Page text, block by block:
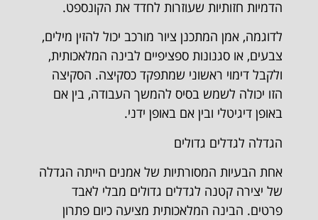
הדמיות חזותיות שעוזרות לחדד את הקונספט.
לדוגמה, אמן המתכנן ציור מורכב יכול להזין מילים,
צבעים, או סגנונות ספציפיים לבינה המלאכותית,
ולקבל דימוי ראשוני שמתפקד כסקיצה. הסקיצה
הזו יכולה לשמש בסיס להמשך העבודה, בין אם
באופן דיגיטלי ובין אם באופן ידני.
הגדלה לגדלים גדולים
אחת הבעיות המסורתיות של אמנים הייתה הגדלה
של יצירה קטנה לגדלים גדולים מבלי לאבד
פרטים. הבינה המלאכותית מציעה כיום פתרון